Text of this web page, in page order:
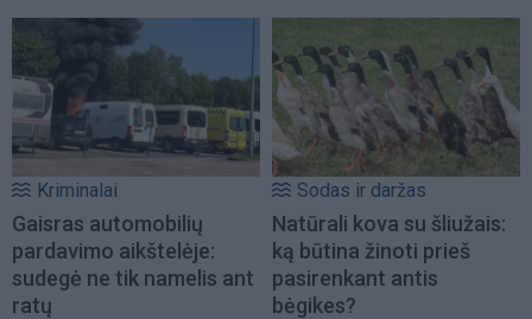
Kriminalai
Gaisras automobilių
pardavimo aikštelėje:
sudegė ne tik namelis ant
ratų
Sodas ir daržas
Natūrali kova su šliužais:
ką būtina žinoti prieš
pasirenkant antis
bėgikes?